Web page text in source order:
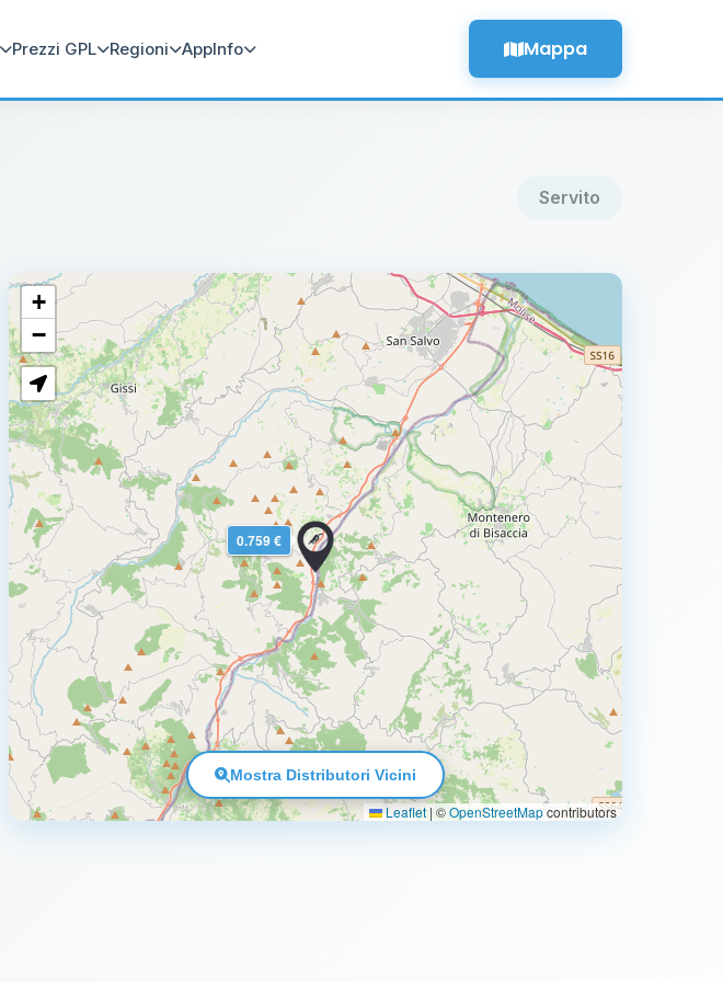
Prezzi GPL Regioni AppInfo Mappa
Servito
0.759 €
+
−
Leaflet | ©OpenStreetMapcontributors
Mostra Distributori Vicini